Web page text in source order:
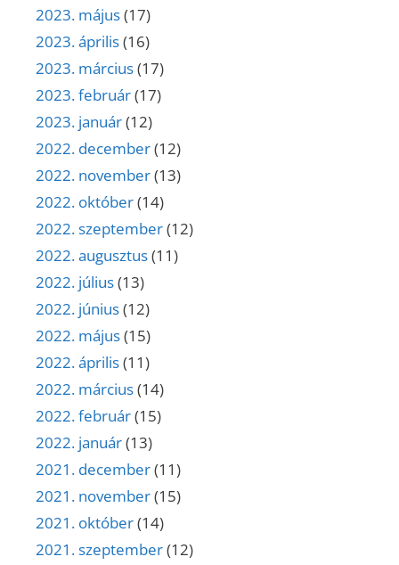
2023. május(17)
2023. április(16)
2023. március(17)
2023. február(17)
2023. január(12)
2022. december(12)
2022. november(13)
2022. október(14)
2022. szeptember(12)
2022. augusztus(11)
2022. július(13)
2022. június(12)
2022. május(15)
2022. április(11)
2022. március(14)
2022. február(15)
2022. január(13)
2021. december(11)
2021. november(15)
2021. október(14)
2021. szeptember(12)